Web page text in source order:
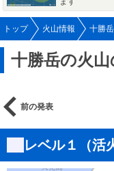
トップ 火山情報 十勝岳
十勝岳の火
前の発表
レベル１（活